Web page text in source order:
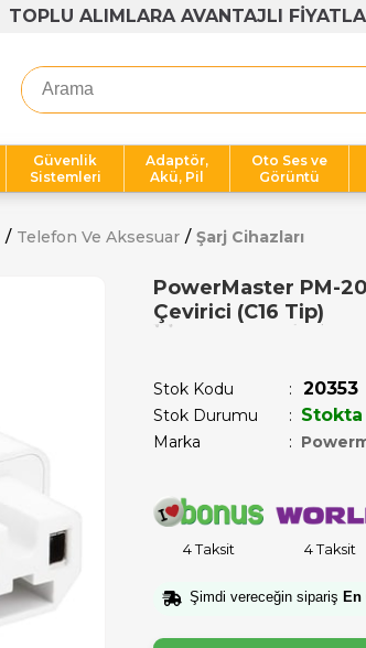
TOPLU ALIMLARA AVANTAJLI
Güvenlik
Sistemleri
Adaptör,
Akü, Pil
Oto Ses ve
Görüntü
Telefon Ve Aksesuar Şarj Cihazları
PowerMaster PM-
Çevirici (C16 Tip)
Stok Kodu 20353
Stok Durumu : Stokta
Marka :
4 Taksit 4 Taksit
Şimdi vereceğin sipariş En